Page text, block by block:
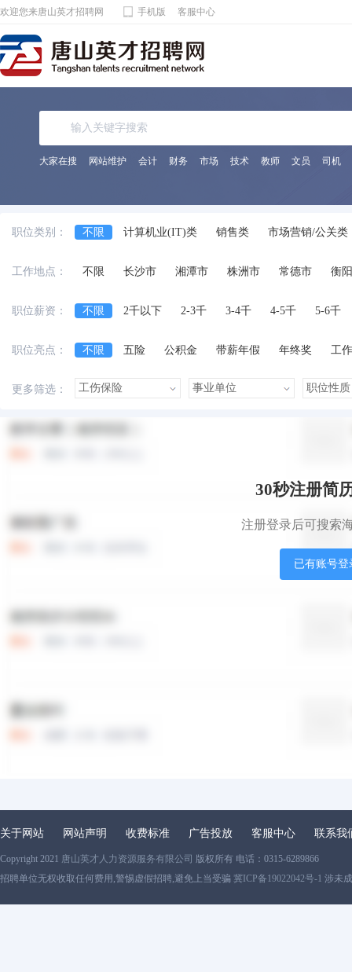
欢迎您来唐山英才招聘网 手机版 客服中心
大家在搜 网站维护 会计 财务 市场 技术 教师 文员 司机
职位类别： 不限 计算机业(IT)类 销售类
市场营销/公关类
化工/制药类
能源动力类
宾馆饭店/餐饮旅游类
法律专业人员类
影视/摄影专业类
编辑/发行类
工作地点： 不限 长沙市 湘潭市 株洲市 常德市 衡
职位薪资： 不限 2千以下 2-3千 3-4千 4-5千 5-6千
职位亮点： 不限 五险 公积金 带薪年假 年终奖
工
更多筛选：
本站职位 盟站职位
30秒注册简
注册登录后可搜索
已有账号登
关于网站 网站声明 收费标准 广告投放 客服中心 联系我
Copyright 2021 唐山英才人力资源服务有限公司 版权所有 电话：0315-6289866
招聘单位无权收取任何费用,警惕虚假招聘,避免上当受骗 冀ICP备19022042号-1 涉未